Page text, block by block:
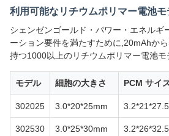
利用可能なリチウムポリマー電池モ
シェンゼンゴールド・パワー・エネルギ
ーション要件を満たすために,20mAhか
持つ1000以上のリチウムポリマー電池モ
モデル 細胞の大きさ PCM サイ
302025 3.0*20*25mm
302530 3.0*25*30mm